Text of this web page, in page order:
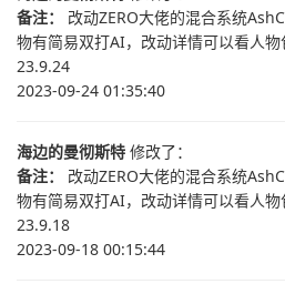
备注： 改动ZERO大佬的混合系统
物有简易双打AI，改动详情可以看人
23.9.24
2023-09-24 01:35:40
海边的曼彻斯特 修改了：
备注： 改动ZERO大佬的混合系统
物有简易双打AI，改动详情可以看人
23.9.18
2023-09-18 00:15:44